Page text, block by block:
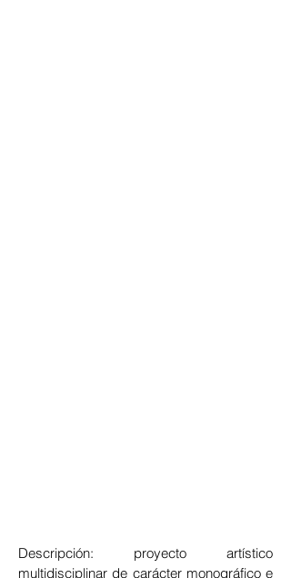
Descripción: proyecto artístico
multidisciplinar de carácter monográfico e